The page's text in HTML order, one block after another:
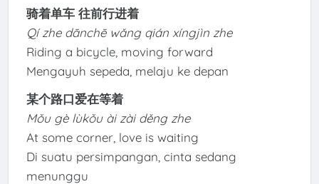
骑着单车 往前行进着
Qí zhe dānchē wǎng qián xíngjìn zhe
Riding a bicycle, moving forward
Mengayuh sepeda, melaju ke depan
某个路口爱在等着
Mǒu gè lùkǒu ài zài děng zhe
At some corner, love is waiting
Di suatu persimpangan, cinta sedang
menunggu